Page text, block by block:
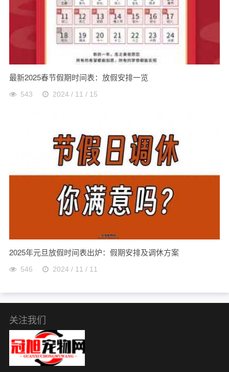
最新2025春节假期时间表：放假安排一览
543 2024 / 11 / 15
2025年元旦放假时间表出炉：假期安排及调休方案
546 2024 / 11 / 11
关注我们